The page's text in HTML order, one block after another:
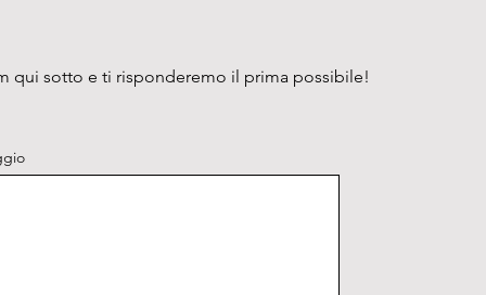
qui sotto e ti risponderemo il prima possibile!